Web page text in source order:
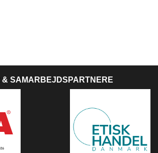
SAMARBEJDSPARTNERE